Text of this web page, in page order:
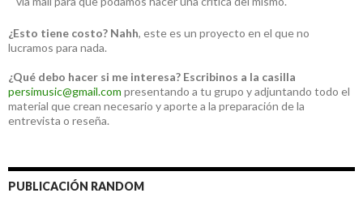
¿Esto tiene costo? Nahh, este es un proyecto en el que no
lucramos para nada.
¿Qué debo hacer si me interesa? Escribinos a la casilla
persimusic@gmail.com presentando a tu grupo y adjuntando todo el
material que crean necesario y aporte a la preparación de la
entrevista o reseña.
PUBLICACIÓN RANDOM